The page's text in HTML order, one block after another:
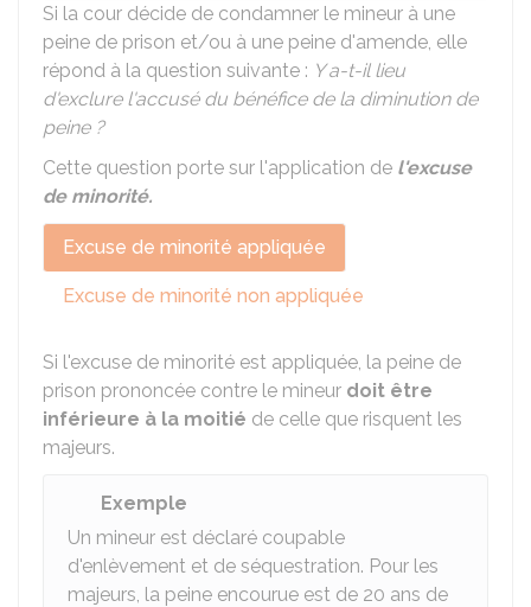
Si la cour décide de condamner le mineur à une
peine de prison et/ou à une peine d'amende, elle
répond à la question suivante : Y a-t-il lieu
d'exclure l'accusé du bénéfice de la diminution de
peine ?
Cette question porte sur l'application de l'excuse
de minorité.
Excuse de minorité appliquée
Excuse de minorité non appliquée
Si l'excuse de minorité est appliquée, la peine de
prison prononcée contre le mineur doit être
inférieure à la moitié de celle que risquent les
majeurs.
Exemple
Un mineur est déclaré coupable
d'enlèvement et de séquestration. Pour les
majeurs, la peine encourue est de 20 ans de